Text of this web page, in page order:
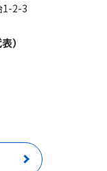
1-2-3
）